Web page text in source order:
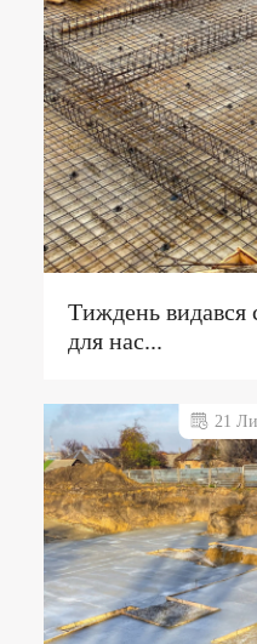
Тиждень видався
для нас...
21